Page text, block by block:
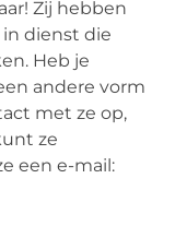
Zij hebben
dienst die
Heb je
andere vorm
met ze op,
ze
een e-mail: